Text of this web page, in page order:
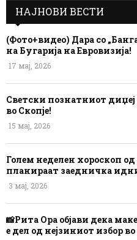
НАЈНОВИ ВЕСТИ
(Фото+видео) Дара со
на Бугарија на Евровизија!
17 мај, 2026
Светски познатниот
во Скопје!
15 мај, 2026
Голем неделен хороскоп од
планираат заедничка
3 мај, 2026
📸Рита Ора објави дека
е дел од нејзиниот избор